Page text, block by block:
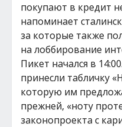
покупают в кредит
напоминает
за которые также
на лоббирование
Пикет начался в
принесли табличку
которую им
прежней, «ноту
законопроекта с